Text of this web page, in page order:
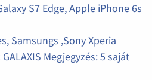
S7 Edge, Apple iPhone 6s
Samsungs ,Sony Xperia
Megjegyzés: 5 saját